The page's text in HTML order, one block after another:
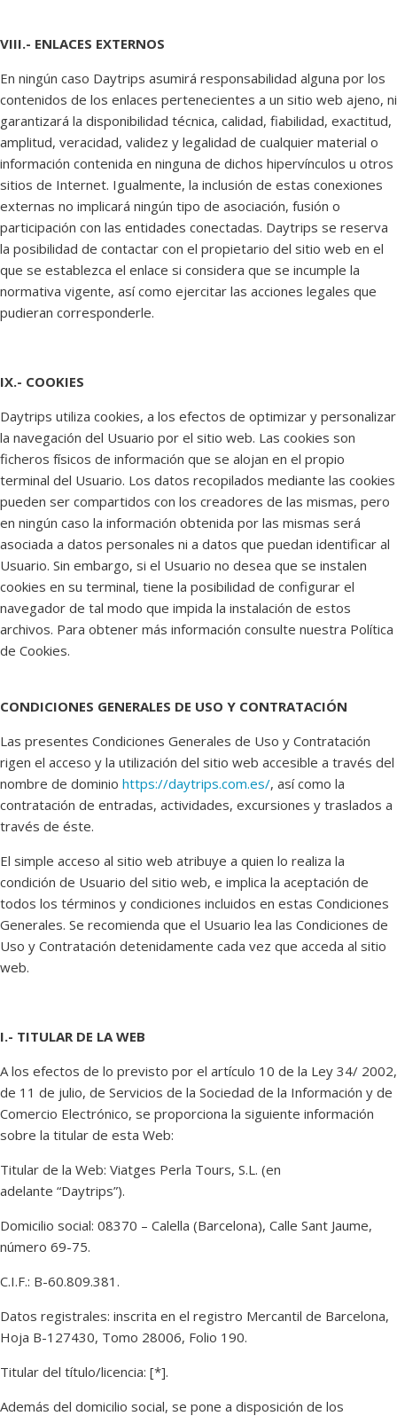
VIII.- ENLACES EXTERNOS
En ningún caso Daytrips asumirá responsabilidad alguna por los
contenidos de los enlaces pertenecientes a un sitio web ajeno, ni
garantizará la disponibilidad técnica, calidad, fiabilidad, exactitud,
amplitud, veracidad, validez y legalidad de cualquier material o
información contenida en ninguna de dichos hipervínculos u otros
sitios de Internet. Igualmente, la inclusión de estas conexiones
externas no implicará ningún tipo de asociación, fusión o
participación con las entidades conectadas. Daytrips se reserva
la posibilidad de contactar con el propietario del sitio web en el
que se establezca el enlace si considera que se incumple la
normativa vigente, así como ejercitar las acciones legales que
pudieran corresponderle.
IX.- COOKIES
Daytrips utiliza cookies, a los efectos de optimizar y personalizar
la navegación del Usuario por el sitio web. Las cookies son
ficheros físicos de información que se alojan en el propio
terminal del Usuario. Los datos recopilados mediante las cookies
pueden ser compartidos con los creadores de las mismas, pero
en ningún caso la información obtenida por las mismas será
asociada a datos personales ni a datos que puedan identificar al
Usuario. Sin embargo, si el Usuario no desea que se instalen
cookies en su terminal, tiene la posibilidad de configurar el
navegador de tal modo que impida la instalación de estos
archivos. Para obtener más información consulte nuestra Política
de Cookies.
CONDICIONES GENERALES DE USO Y CONTRATACIÓN
Las presentes Condiciones Generales de Uso y Contratación
rigen el acceso y la utilización del sitio web accesible a través del
nombre de dominio https://daytrips.com.es/, así como la
contratación de entradas, actividades, excursiones y traslados a
través de éste.
El simple acceso al sitio web atribuye a quien lo realiza la
condición de Usuario del sitio web, e implica la aceptación de
todos los términos y condiciones incluidos en estas Condiciones
Generales. Se recomienda que el Usuario lea las Condiciones de
Uso y Contratación detenidamente cada vez que acceda al sitio
web.
I.- TITULAR DE LA WEB
A los efectos de lo previsto por el artículo 10 de la Ley 34/ 2002,
de 11 de julio, de Servicios de la Sociedad de la Información y de
Comercio Electrónico, se proporciona la siguiente información
sobre la titular de esta Web:
Titular de la Web: Viatges Perla Tours, S.L. (en
adelante “Daytrips”).
Domicilio social: 08370 – Calella (Barcelona), Calle Sant Jaume,
número 69-75.
C.I.F.: B-60.809.381.
Datos registrales: inscrita en el registro Mercantil de Barcelona,
Hoja B-127430, Tomo 28006, Folio 190.
Titular del título/licencia: [*].
Además del domicilio social, se pone a disposición de los